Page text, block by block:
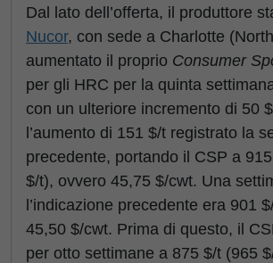
Dal lato dell’offerta, il produttore
Nucor, con sede a Charlotte
aumentato il proprio Consumer
per gli HRC per la quinta
con un ulteriore incremento di 50
l’aumento di 151 $/t registrato la
precedente, portando il CSP a
$/t), ovvero 45,75 $/cwt. Una
l’indicazione precedente era 901
45,50 $/cwt. Prima di questo, il
per otto settimane a 875 $/t (965